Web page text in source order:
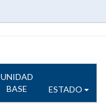
UNIDAD
BASE
ESTADO